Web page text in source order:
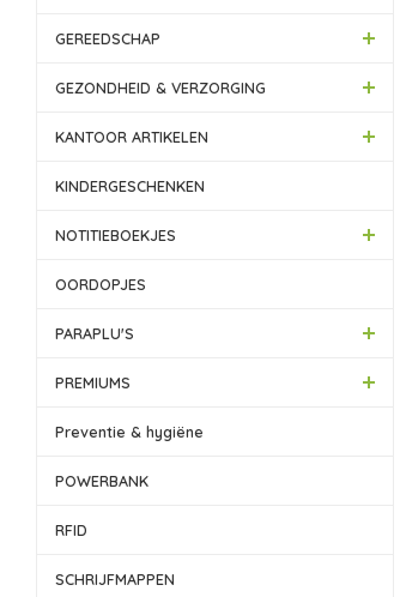
GEREEDSCHAP
GEZONDHEID & VERZORGING
KANTOOR ARTIKELEN
KINDERGESCHENKEN
NOTITIEBOEKJES
OORDOPJES
PARAPLU'S
PREMIUMS
Preventie & hygiëne
POWERBANK
RFID
SCHRIJFMAPPEN